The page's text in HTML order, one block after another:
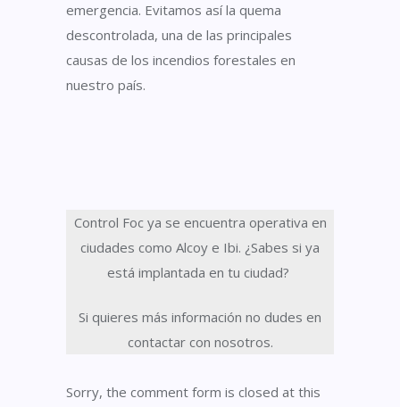
emergencia. Evitamos así la quema
descontrolada, una de las principales
causas de los incendios forestales en
nuestro país.
Control Focya se encuentra operativa en
ciudades como Alcoy e Ibi. ¿Sabes si ya
está implantada en tu ciudad?
Si quieres más información no dudes en
contactar con nosotros.
Sorry, the comment form is closed at this